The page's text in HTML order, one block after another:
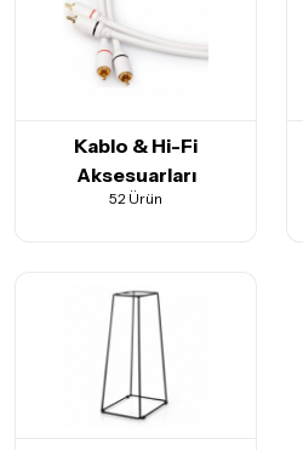
Kablo & Hi-Fi
Aksesuarları
52 Ürün